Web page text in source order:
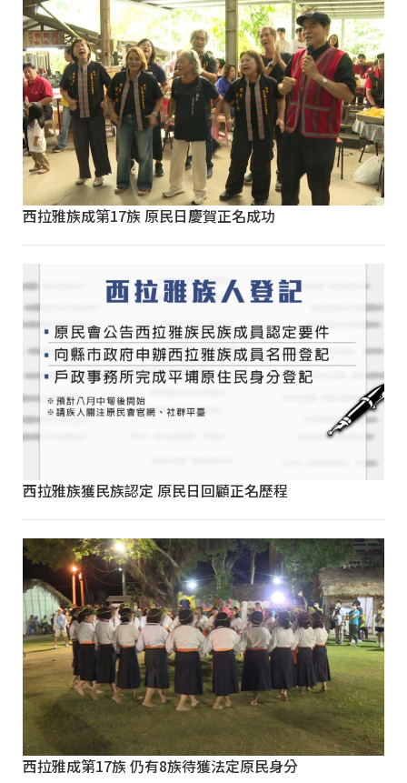
西拉雅族成第17族 原民日慶賀正名成功
西拉雅族獲民族認定 原民日回顧正名歷程
西拉雅成第17族 仍有8族待獲法定原民身分